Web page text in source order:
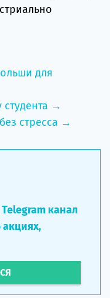
для
студента →
стресса →
канал